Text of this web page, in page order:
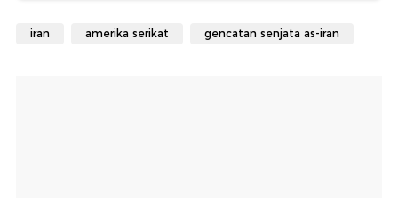
iran amerika serikat gencatan senjata as-iran